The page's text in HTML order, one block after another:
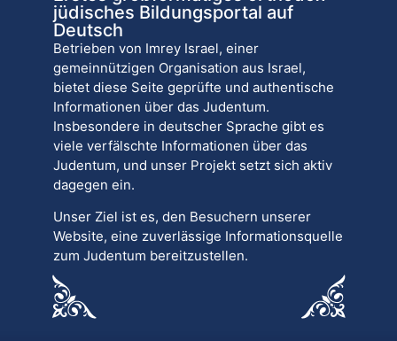
jüdisches Bildungsportal auf
Deutsch
Betrieben von Imrey Israel, einer
gemeinnützigen Organisation aus Israel,
bietet diese Seite geprüfte und authentische
Informationen über das Judentum.
Insbesondere in deutscher Sprache gibt es
viele verfälschte Informationen über das
Judentum, und unser Projekt setzt sich aktiv
dagegen ein.
Unser Ziel ist es, den Besuchern unserer
Website, eine zuverlässige Informationsquelle
zum Judentum bereitzustellen.